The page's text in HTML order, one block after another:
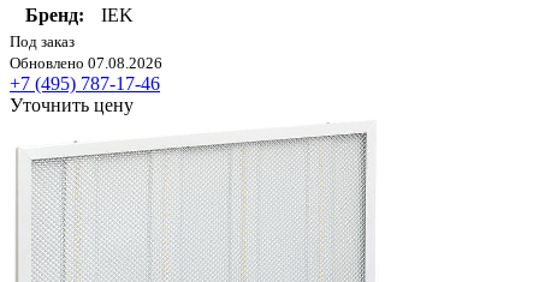
Бренд:
IEK
Под заказ
Обновлено 07.08.2026
+7 (495) 787-17-46
Уточнить цену